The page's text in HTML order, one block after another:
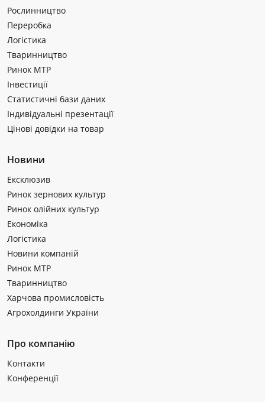
Рослинництво
Переробка
Логістика
Тваринництво
Ринок МТР
Інвестиції
Статистичні бази даних
Індивідуальні презентації
Цінові довідки на товар
Новини
Ексклюзив
Ринок зернових культур
Ринок олійних культур
Економіка
Логістика
Новини компаній
Ринок МТР
Тваринництво
Харчова промисловість
Агрохолдинги України
Про компанію
Контакти
Конференції